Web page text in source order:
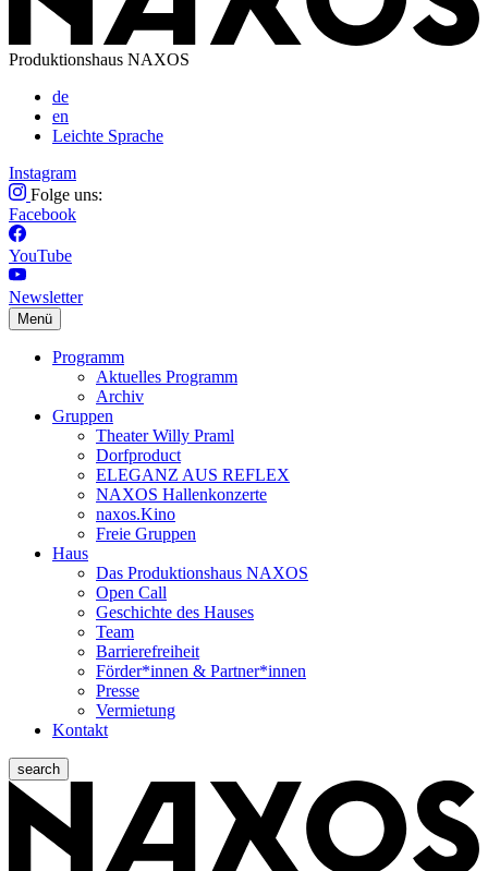
Produktionshaus NAXOS
de
en
Leichte Sprache
Instagram
Folge uns:
Facebook
YouTube
Newsletter
Menü
Programm
Aktuelles Programm
Archiv
Gruppen
Theater Willy Praml
Dorfproduct
ELEGANZ AUS REFLEX
NAXOS Hallenkonzerte
naxos.Kino
Freie Gruppen
Haus
Das Produktionshaus NAXOS
Open Call
Geschichte des Hauses
Team
Barrierefreiheit
Förder*innen & Partner*innen
Presse
Vermietung
Kontakt
search